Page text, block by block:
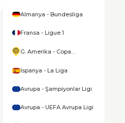
Almanya - Bundesliga
Fransa - Ligue 1
G. Amerika - Copa
İspanya - La Liga
Avrupa - Şampiyonlar Ligi
Avrupa - UEFA Avrupa Ligi